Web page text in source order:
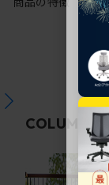
COLUMN